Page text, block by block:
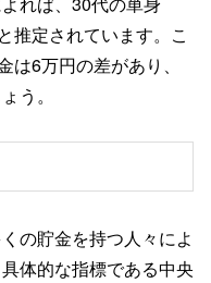
推定されています。こ
6万円の差があり、
う。
の貯金を持つ人々によ
体的な指標である中央